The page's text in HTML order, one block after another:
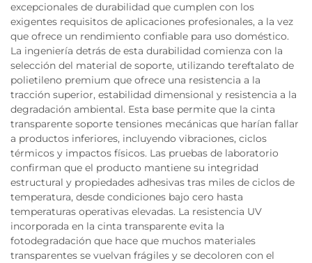
excepcionales de durabilidad que cumplen con los
exigentes requisitos de aplicaciones profesionales, a la vez
que ofrece un rendimiento confiable para uso doméstico.
La ingeniería detrás de esta durabilidad comienza con la
selección del material de soporte, utilizando tereftalato de
polietileno premium que ofrece una resistencia a la
tracción superior, estabilidad dimensional y resistencia a la
degradación ambiental. Esta base permite que la cinta
transparente soporte tensiones mecánicas que harían fallar
a productos inferiores, incluyendo vibraciones, ciclos
térmicos y impactos físicos. Las pruebas de laboratorio
confirman que el producto mantiene su integridad
estructural y propiedades adhesivas tras miles de ciclos de
temperatura, desde condiciones bajo cero hasta
temperaturas operativas elevadas. La resistencia UV
incorporada en la cinta transparente evita la
fotodegradación que hace que muchos materiales
transparentes se vuelvan frágiles y se decoloren con el